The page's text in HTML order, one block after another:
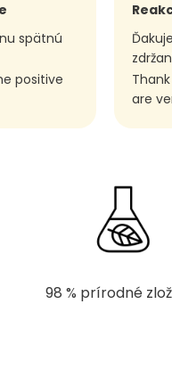
spätnú
positive
are
98 % prírodné